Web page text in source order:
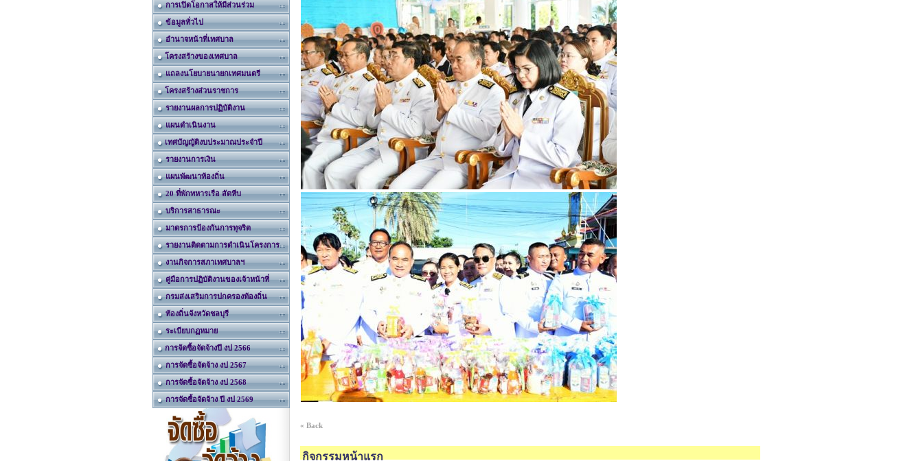
การเปิดโอกาสให้มีส่วนร่วม
ข้อมูลทั่วไป
อำนาจหน้าที่เทศบาล
โครงสร้างของเทศบาล
แถลงนโยบายนายกเทศมนตรี
โครงสร้างส่วนราชการ
รายงานผลการปฏิบัติงาน
แผนดำเนินงาน
เทศบัญญัติงบประมาณประจำปี
รายงานการเงิน
แผนพัฒนาท้องถิ่น
20 ที่พักทหารเรือ สัตหีบ
บริการสาธารณะ
มาตรการป้องกันการทุจริต
รายงานติดตามการดำเนินโครงการ
งานกิจการสภาเทศบาลฯ
คู่มือการปฏิบัติงานของเจ้าหน้าที่
กรมส่งเสริมการปกครองท้องถิ่น
ท้องถิ่นจังหวัดชลบุรี
ระเบียบกฏหมาย
การจัดซื้อจัดจ้างปี งป 2566
การจัดซื้อจัดจ้าง งป 2567
การจัดซื้อจัดจ้าง งป 2568
การจัดซื้อจัดจ้าง ปี งป 2569
« Back
กิจกรรมหน้าแรก